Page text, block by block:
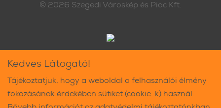
© 2026 Szegedi Városkép és Piac Kft.
Kedves Látogató!
Tájékoztatjuk, hogy a weboldal a felhasználói élmény
fokozásának érdekében sütiket (cookie-k) használ.